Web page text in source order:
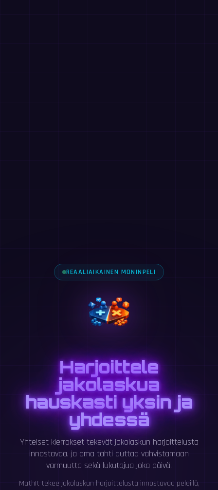
REAALIAIKAINEN MONINPELI
Harjoittele
jakolaskua
hauskasti yksin ja
yhdessä
Yhteiset kierrokset tekevät jakolaskun harjoittelusta
innostavaa, ja oma tahti auttaa vahvistamaan
varmuutta sekä lukutajua joka päivä.
MathIt tekee jakolaskun harjoittelusta innostavaa peleillä,